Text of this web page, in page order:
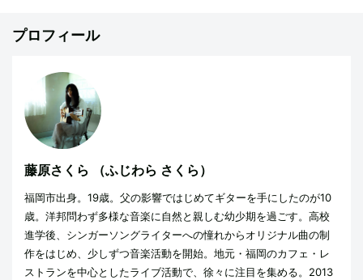
プロフィール
藤原さくら （ふじわら さくら）
福岡市出身。19歳。父の影響ではじめてギターを手にしたのが10
歳。洋邦問わず多様な音楽に自然と親しむ幼少期を過ごす。高校
進学後、シンガーソングライターへの憧れからオリジナル曲の制
作をはじめ、少しずつ音楽活動を開始。地元・福岡のカフェ・レ
ストランを中心としたライブ活動で、徐々に注目を集める。2013